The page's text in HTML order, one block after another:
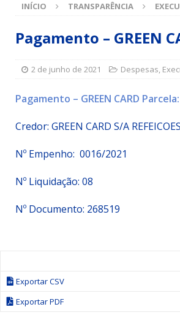
[ 15 de julho de 2026 ]
Simões Filho I
DESTAQUE
DESTAQUE
[ 3 de agosto de 2026 ]
INÍCIO TRANSPARÊNCIA
Pagamento – GREEN
2 de junho de 2021 Despesas,
Pagamento – GREEN CARD
Credor: GREEN CARD S/A
Nº Empenho: 0016/2021
Nº Liquidação: 08
Nº Documento: 268519
Exportar CSV
Exportar PDF